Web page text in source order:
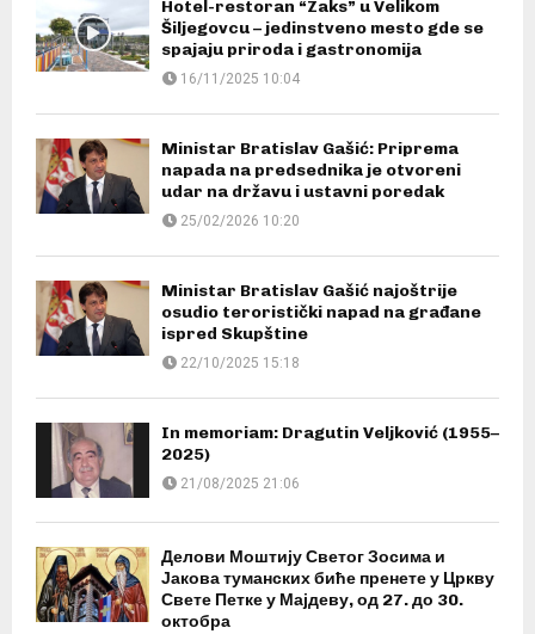
Hotel-restoran “Zaks” u Velikom
Šiljegovcu – jedinstveno mesto gde se
spajaju priroda i gastronomija
16/11/2025 10:04
Ministar Bratislav Gašić: Priprema
napada na predsednika je otvoreni
udar na državu i ustavni poredak
25/02/2026 10:20
Ministar Bratislav Gašić najoštrije
osudio teroristički napad na građane
ispred Skupštine
22/10/2025 15:18
In memoriam: Dragutin Veljković (1955–
2025)
21/08/2025 21:06
Делови Моштију Светог Зосима и
Јакова туманских биће пренете у Цркву
Свете Петке у Мајдеву, од 27. до 30.
октобра